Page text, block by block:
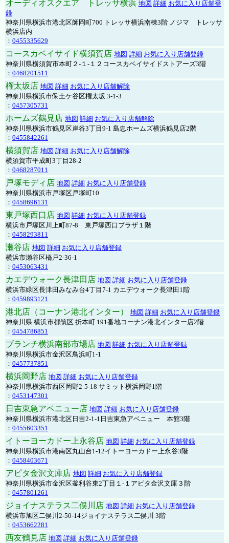
オーディオスクエア トレッサ横浜 地図 詳細 お気に入り店舗登
録
神奈川県横浜市港北区師岡町700 トレッサ横浜南棟3階 ノジマ トレッサ
横浜店内
： 0455335629
コースカベイサイド横須賀店 地図 詳細 お気に入り店舗登録
神奈川県横須賀市本町２-１-１２コースカベイサイドストアーズ3階
： 0468201511
権太坂店 地図 詳細 お気に入り店舗解除
神奈川県横浜市保土ケ谷区権太坂 3-1-3
： 0457305731
ホームズ鶴見店 地図 詳細 お気に入り店舗解除
神奈川県横浜市鶴見区岸谷3丁目9-1 島忠ホームズ横浜鶴見店2階
： 0455842261
横須賀店 地図 詳細 お気に入り店舗解除
横須賀市平成町3丁目28-2
： 0468287011
戸塚モディ店 地図 詳細 お気に入り店舗登録
神奈川県横浜市戸塚区戸塚町10
： 0458696131
東戸塚西口店 地図 詳細 お気に入り店舗登録
横浜市戸塚区川上町87-8 東戸塚西口プラザ１階
： 0458293811
瀬谷店 地図 詳細 お気に入り店舗登録
横浜市瀬谷区橋戸2-36-1
： 0453063431
カエデウォーク長津田店 地図 詳細 お気に入り店舗登録
横浜市緑区長津田みなみ台4丁目7-1 カエデウォーク長津田1階
： 0459893121
港北店（コーナン港北インター） 地図 詳細 お気に入り店舗登録
神奈川県 横浜市都筑区 折本町 191番地コーナン港北インター店2階
： 0454786851
ブランチ横浜南部市場店 地図 詳細 お気に入り店舗登録
神奈川県横浜市金沢区鳥浜町1-1
： 0457737851
横浜岡野店 地図 詳細 お気に入り店舗登録
神奈川県横浜市西区岡野2-5-18 サミット横浜岡野1階
： 0453147301
日吉東急アベニュー店 地図 詳細 お気に入り店舗登録
神奈川県横浜市港北区日吉2-1-1日吉東急アベニュー 本館3階
： 0455603351
イトーヨーカドー上永谷店 地図 詳細 お気に入り店舗登録
神奈川県横浜市港南区丸山台1-12イトーヨーカドー上永谷3階
： 0458403671
アピタ金沢文庫店 地図 詳細 お気に入り店舗登録
神奈川県横浜市金沢区釜利谷東2丁目１-１アピタ金沢文庫３階
： 0457801261
ジョイナステラス二俣川店 地図 詳細 お気に入り店舗登録
横浜市旭区二俣川2-50-14ジョイナステラス二俣川 3階
： 0453662281
西友鶴見店 地図 詳細 お気に入り店舗登録